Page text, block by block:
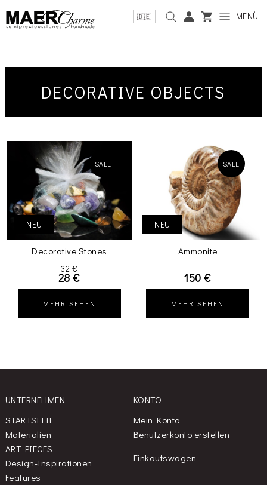
🇩🇪 MENÜ
DECORATIVE OBJECTS
NEU
SALE
Decorative Stones
32 €
28 €
MEHR SEHEN
NEU
SALE
Ammonite
150 €
MEHR SEHEN
UNTERNEHMEN
STARTSEITE
Materialien
ART PIECES
Design-Inspirationen
Features
KONTO
Mein Konto
Benutzerkonto erstellen
Einkaufswagen